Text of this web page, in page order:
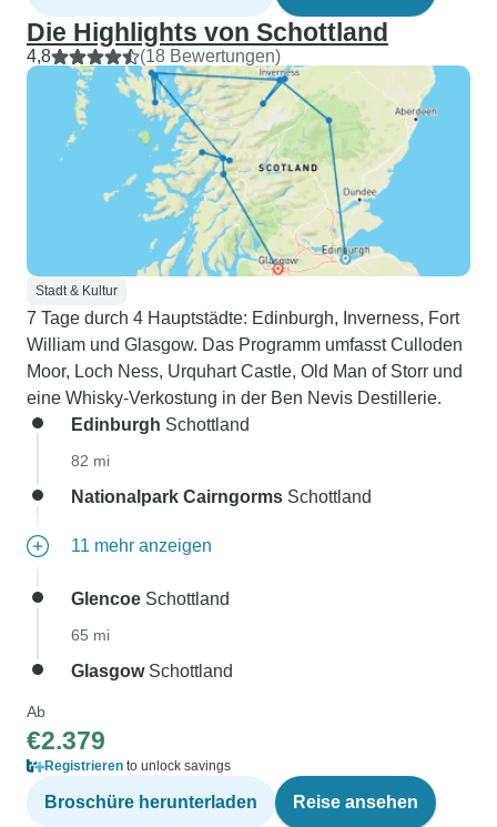
Die Highlights von Schottland
4,8 (18 Bewertungen)
Stadt & Kultur
7 Tage durch 4 Hauptstädte: Edinburgh, Inverness, Fort
William und Glasgow. Das Programm umfasst Culloden
Moor, Loch Ness, Urquhart Castle, Old Man of Storr und
eine Whisky-Verkostung in der Ben Nevis Destillerie.
Edinburgh Schottland
82 mi
Nationalpark Cairngorms Schottland
11 mehr anzeigen
Glencoe Schottland
65 mi
GlasgowSchottland
Ab
€2.379
Registrieren to unlock savings
Broschüre herunterladen Reise ansehen